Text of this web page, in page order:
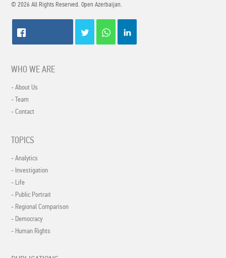
© 2026 All Rights Reserved. Open Azerbaijan.
WHO WE ARE
- About Us
- Team
- Contact
TOPICS
- Analytics
- Investigation
- Life
- Public Portrait
- Regional Comparison
- Democracy
- Human Rights